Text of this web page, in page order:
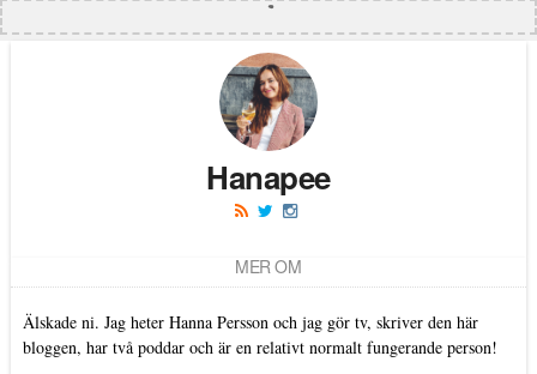
Hanapee
MER OM
Älskade ni. Jag heter Hanna Persson och jag gör tv, skriver den här
bloggen, har två poddar och är en relativt normalt fungerande person!